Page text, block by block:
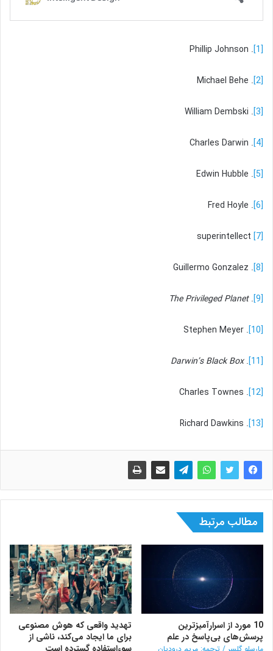
[1]
. Phillip Johnson
[2]
. Michael Behe
[3]
. William Dembski
[4]
. Charles Darwin
[5]
. Edwin Hubble
[6]
. Fred Hoyle
[7]
[8]
. Guillermo Gonzalez
[9]
.
The Privileged Planet
[10]
. Stephen Meyer
[11]
.
Darwin’s Black Box
[12]
. Charles Townes
[13]
. Richard Dawkins
مطالب مرتبط
10 مورد از اسرارآمیزترین
پرسش‌های بی‌پاسخ در علم
تهدید واقعی که هوش مصنوعی
برای ما ایجاد می‌کند، ناشی از